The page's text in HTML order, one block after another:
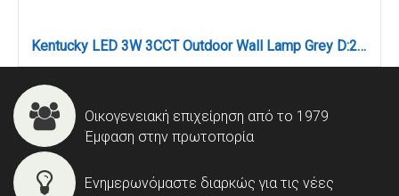
Kentucky LED 3W 3CCT Outdoor Wall Lamp Grey D:22cmx8cm (80202030)
Οικογενειακή επιχείρηση από το 1979
Έμφαση στην πρωτοπορία
Ενημερωνόμαστε διαρκώς για τις νέες